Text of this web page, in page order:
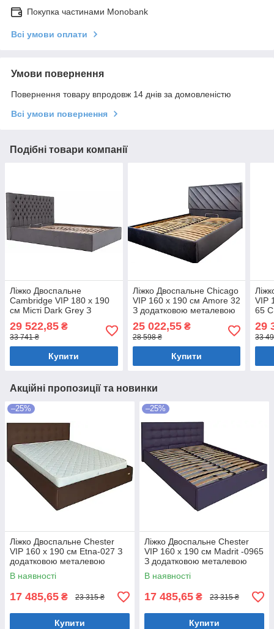
Покупка частинами Monobank
Всі умови оплати
Умови повернення
Повернення товару впродовж 14 днів за домовленістю
Всі умови повернення
Подібні товари компанії
Ліжко Двоспальне
Cambridge VIP 180 х 190
см Місті Dark Grey З
додатковою металевою
цільнозварною рамою
Темно-сірий
29 522,85 ₴
33 741 ₴
Купити
Ліжко Двоспальне Chicago
VIP 160 х 190 см Amore 32
З додатковою металевою
цільнозварною рамою
Темно-сірий
25 022,55₴
28 598 ₴
Купити
VIP
65
29
33
Акційні пропозиції та новинки
–25%
Ліжко Двоспальне Chester
VIP 160 х 190 см Etna-027 З
додатковою металевою
цільнозварною рамою
Коричневий
В наявності
17 485,65 ₴ 23 315 ₴
Купити
–25%
Ліжко Двоспальне Chester
VIP 160 х 190 см Madrit -0965
З додатковою металевою
цільнозварною рамою
Фіолетовий
В наявності
17 485,65 ₴ 23 315 ₴
Купити